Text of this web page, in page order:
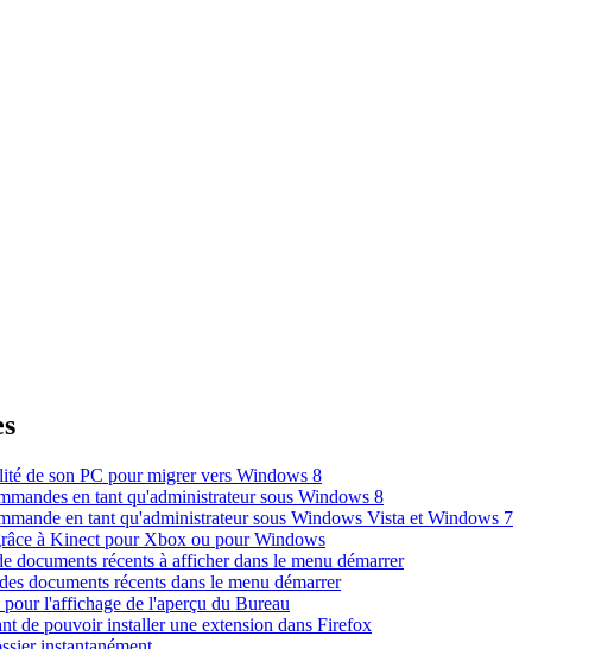
de son PC pour migrer vers Windows 8
en tant qu'administrateur sous Windows 8
en tant qu'administrateur sous Windows Vista et Windows 7
à Kinect pour Xbox ou pour Windows
documents récents à afficher dans le menu démarrer
documents récents dans le menu démarrer
l'affichage de l'aperçu du Bureau
de pouvoir installer une extension dans Firefox